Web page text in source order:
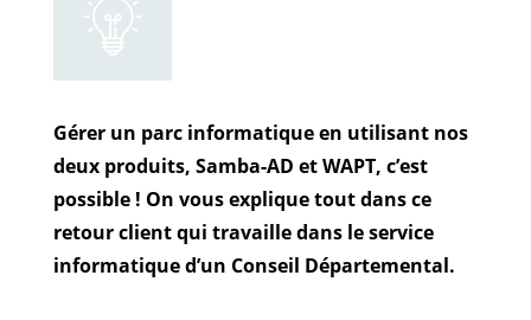
Gérer un parc informatique en utilisant nos
deux produits, Samba-AD et WAPT, c’est
possible ! On vous explique tout dans ce
retour client qui travaille dans le service
informatique d’un Conseil Départemental.